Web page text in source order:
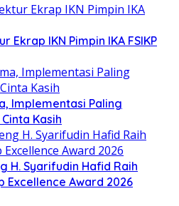
Ekrap IKN Pimpin IKA FSIKP
Implementasi Paling
Kasih
H. Syarifudin Hafid Raih
Excellence Award 2026